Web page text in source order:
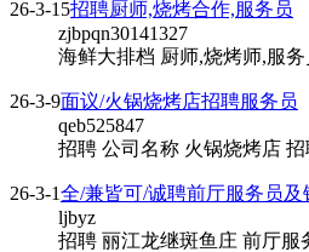
26-3-15招聘厨师,烧烤合作,服务员
zjbpqn30141327
海鲜大排档 厨师,烧烤师,服
26-3-9面议/火锅烧烤店招聘服务员
qeb525847
招聘 公司名称 火锅烧烤店
26-3-1全/兼皆可/诚聘前厅服务员及
ljbyz
招聘 丽江龙继斑鱼庄 前厅服